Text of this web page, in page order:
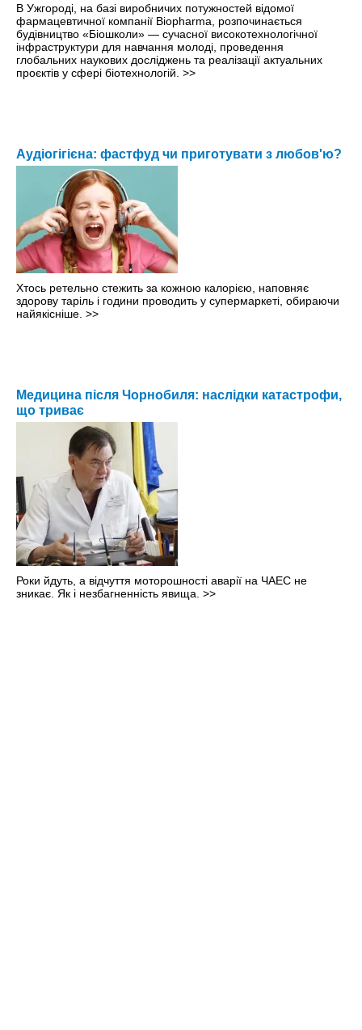
В Ужгороді, на базі виробничих потужностей відомої
фармацевтичної компанії Biopharma, розпочинається
будівництво «Біошколи» — сучасної високотехнологічної
інфраструктури для навчання молоді, проведення
глобальних наукових досліджень та реалізації актуальних
проєктів у сфері біотехнологій. >>
Аудіогігієна: фастфуд чи приготувати з любов'ю?
Хтось ретельно стежить за кожною калорією, наповняє
здорову таріль і години проводить у супермаркеті, обираючи
найякісніше. >>
Медицина після Чорнобиля: наслідки катастрофи,
що триває
Роки йдуть, а відчуття моторошності аварії на ЧАЕС не
зникає. Як і незбагненність явища. >>